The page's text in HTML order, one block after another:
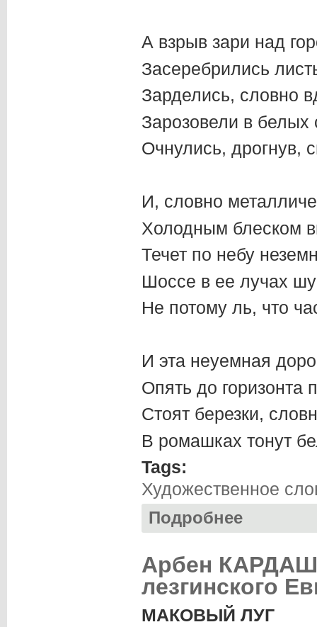
А взрыв зари над
Засеребрились
Зарделись, словно
Зарозовели в белых
Очнулись, дрогнув,
И, словно
Холодным блеском
Течет по небу
Шоссе в ее лучах
Не потому ль, что
И эта неуемная
Опять до горизонта
Стоят березки,
В ромашках тонут
Tags:
Художественное
Подробнее
Арбен
лезгинского
МАКОВЫЙ ЛУГ